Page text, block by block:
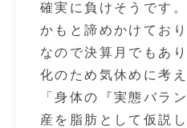
確実に負けそうです
かもと諦めかけており
なので決算月でもあ
化のため気休めに考
「身体の『実態バラ
産を脂肪として仮説